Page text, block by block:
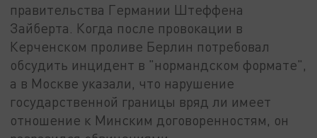
правительства Германии Штеффена
Зайберта. Когда после провокации в
Керченском проливе Берлин потребовал
обсудить инцидент в "нормандском формате",
а в Москве указали, что нарушение
государственной границы вряд ли имеет
отношение к Минским договоренностям, он